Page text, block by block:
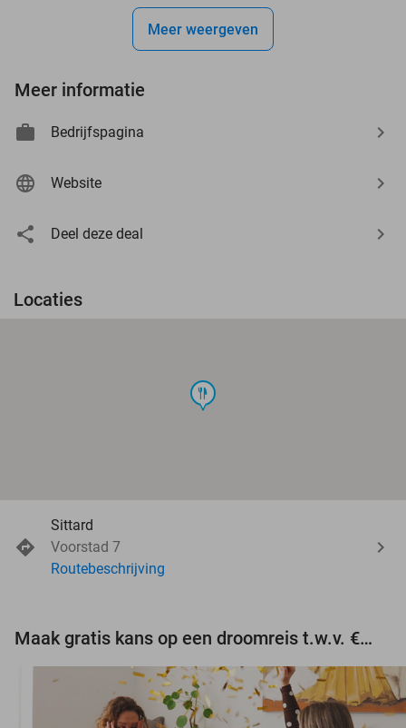
Meer weergeven
Meer informatie
Bedrijfspagina
Website
Deel deze deal
Locaties
food
Sittard
Voorstad 7
Routebeschrijving
Maak gratis kans op een droomreis t.w.v. €3.000!